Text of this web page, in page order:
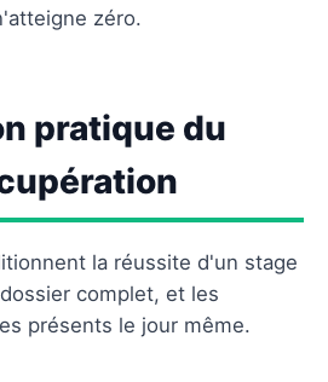
zéro.
pratique du
la réussite d'un stage
complet, et les
présents le jour même.